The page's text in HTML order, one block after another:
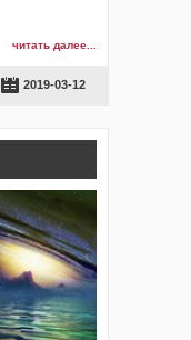
читать далее...
2019-03-12